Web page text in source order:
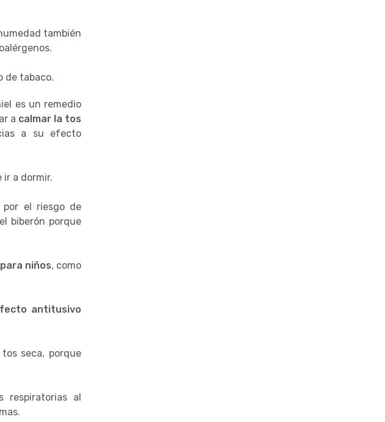
también
de tabaco.
es un remedio
a calmar la tos
a su efecto
ir a dormir.
por el riesgo de
biberón porque
niños, como
antitusivo
seca, porque
respiratorias al